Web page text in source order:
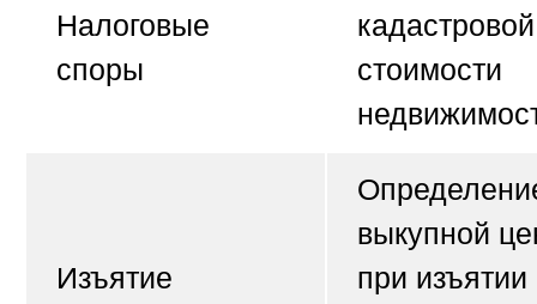
Налоговые
споры
кадастровой
стоимости
Изъятие
выкупной
при изъятии